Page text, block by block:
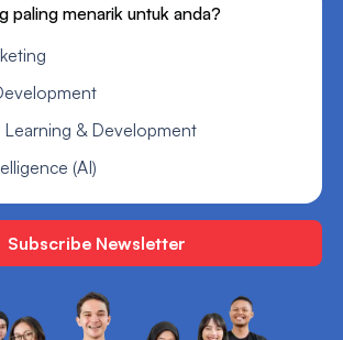
paling menarik untuk anda?
& Development
(AI)